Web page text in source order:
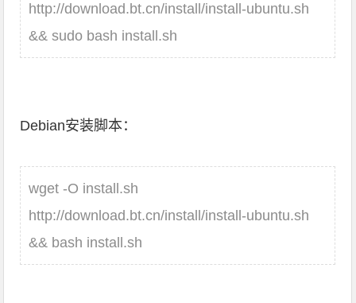
http://download.bt.cn/install/install-ubuntu.sh
&& sudo bash install.sh
Debian安装脚本：
wget -O install.sh
http://download.bt.cn/install/install-ubuntu.sh
&& bash install.sh